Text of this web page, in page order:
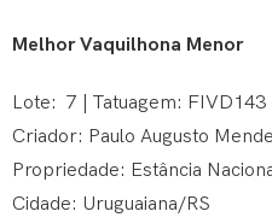
Melhor Vaquilhona Menor
Lote: 7 | Tatuagem: FIVD143
Criador: Paulo Augusto
Propriedade: Estância
Cidade: Uruguaiana/RS